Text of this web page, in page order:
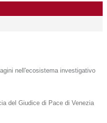
nell'ecosistema investigativo
del Giudice di Pace di Venezia